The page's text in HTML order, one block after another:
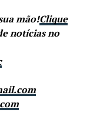
mão!Clique
notícias no